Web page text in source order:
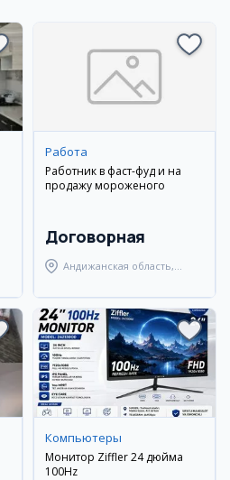
Работа
Работник в фаст-фуд и на
продажу мороженого
Договорная
Андижанская область,
Компьютеры
Монитор Ziffler 24 дюйма
100Hz